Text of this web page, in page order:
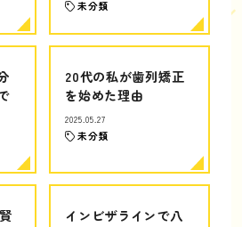
未分類
20代の私が歯列矯正
を始めた理由
2025.05.27
未分類
インビザラインで八